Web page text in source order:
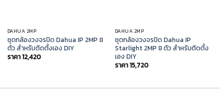
DAHUA 2MP
ชุดกล้องวงจรปิด Dahua IP 2MP 8
ตัว สำหรับติดตั้งเอง DIY
ราคา12,420
DAHUA 2MP
ชุดกล้องวงจรปิด Dahua IP
Starlight 2MP 8 ตัว สำหรับติดตั้ง
เอง DIY
ราคา15,720